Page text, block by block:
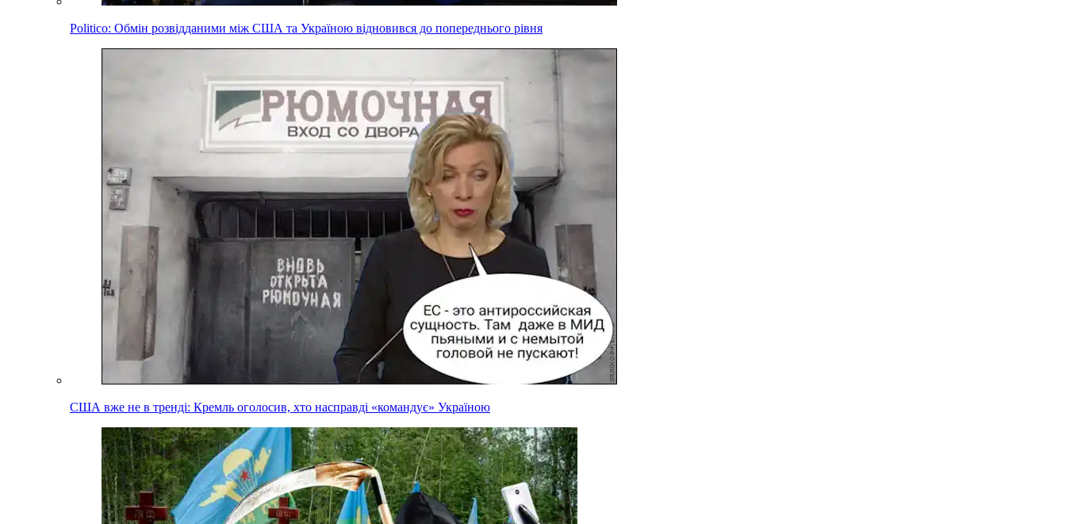
Politico: Обмін розвідданими між США та Україною відновився до попереднього рівня
США вже не в тренді: Кремль оголосив, хто насправді «командує» Україною